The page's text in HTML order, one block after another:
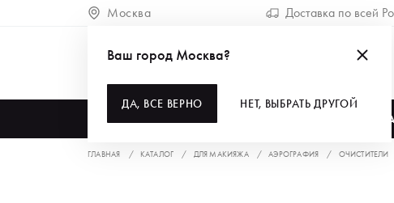
Москва Доставка по всей
Ваш город Москва?
ДА, ВСЕ ВЕРНО НЕТ, ВЫБРАТЬ ДРУГОЙ
ГЛАВНАЯ КАТАЛОГ ДЛЯ МАКИЯЖА АЭРОГРАФИЯ ОЧИСТИТЕЛИ